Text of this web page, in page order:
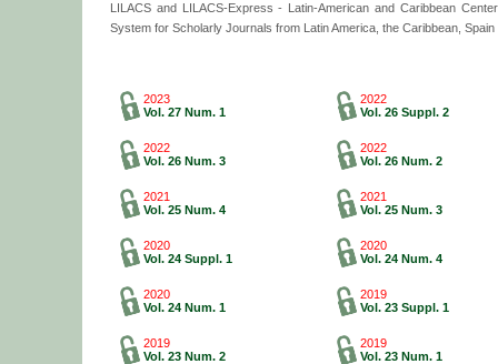
LILACS and LILACS-Express - Latin-American and Caribbean
System for Scholarly Journals from Latin America, the Caribbean,
2023
Vol. 27 Num. 1
2022
Vol. 26 Suppl. 2
2022
Vol. 26 Num. 3
2022
Vol. 26 Num. 2
2021
Vol. 25 Num. 4
2021
Vol. 25 Num. 3
2020
Vol. 24 Suppl. 1
2020
Vol. 24 Num. 4
2020
Vol. 24 Num. 1
2019
Vol. 23 Suppl. 1
2019
Vol. 23 Num. 2
2019
Vol. 23 Num. 1